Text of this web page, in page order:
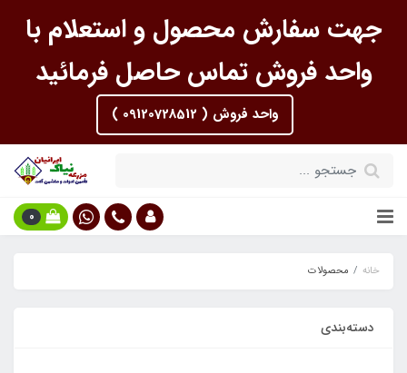
جهت سفارش محصول و استعلام با
واحد فروش تماس حاصل فرمائید
واحد فروش ( 09120728512 )
0
خانه محصولات
دسته‌بندی